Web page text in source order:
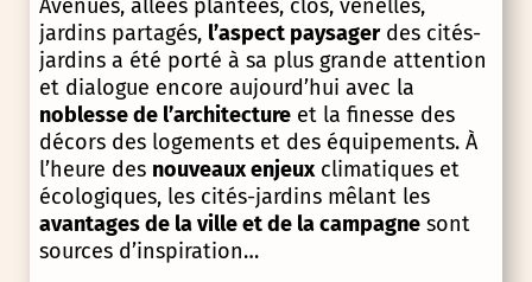
Avenues, allées plantées, clos, venelles,
jardins partagés, l’aspect paysagerdes cités-
jardins a été porté à sa plus grande attention
et dialogue encore aujourd’hui avec la
noblesse de l’architectureet la finesse des
décors des logements et des équipements. À
l’heure des nouveaux enjeuxclimatiques et
écologiques, les cités-jardins mêlant les
avantages de la ville et de la campagnesont
sources d’inspiration…